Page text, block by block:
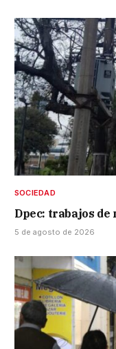
SOCIEDAD
Dpec: trabajos
5 de agosto de 2026